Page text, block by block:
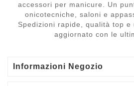
accessori per manicure. Un
onicotecniche, saloni e
Spedizioni rapide, qualità top e
aggiornato con le
Informazioni Negozio